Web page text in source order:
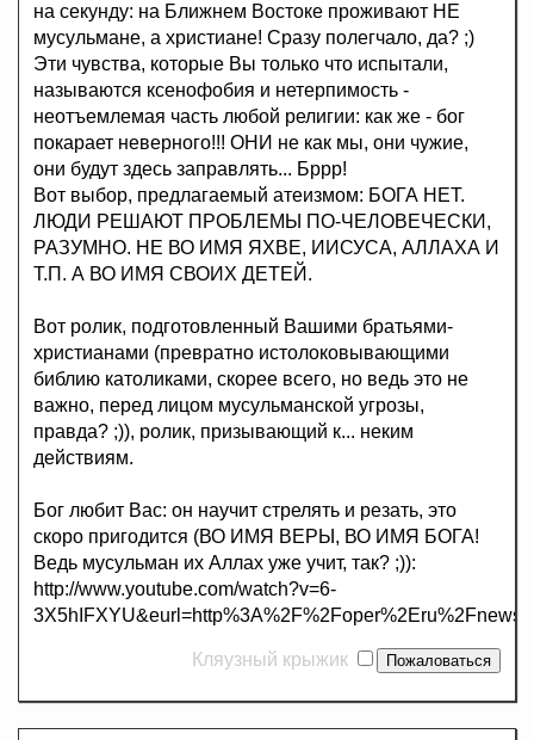
на секунду: на Ближнем Востоке проживают НЕ
мусульмане, а христиане! Сразу полегчало, да? ;)
Эти чувства, которые Вы только что испытали,
называются ксенофобия и нетерпимость -
неотъемлемая часть любой религии: как же - бог
покарает неверного!!! ОНИ не как мы, они чужие,
они будут здесь заправлять... Бррр!
Вот выбор, предлагаемый атеизмом: БОГА НЕТ.
ЛЮДИ РЕШАЮТ ПРОБЛЕМЫ ПО-ЧЕЛОВЕЧЕСКИ,
РАЗУМНО. НЕ ВО ИМЯ ЯХВЕ, ИИСУСА, АЛЛАХА И
Т.П. А ВО ИМЯ СВОИХ ДЕТЕЙ.
Вот ролик, подготовленный Вашими братьями-
христианами (превратно истолоковывающими
библию католиками, скорее всего, но ведь это не
важно, перед лицом мусульманской угрозы,
правда? ;)), ролик, призывающий к... неким
действиям.
Бог любит Вас: он научит стрелять и резать, это
скоро пригодится (ВО ИМЯ ВЕРЫ, ВО ИМЯ БОГА!
Ведь мусульман их Аллах уже учит, так? ;)):
http://www.youtube.com/watch?v=6-
Кляузный крыжик